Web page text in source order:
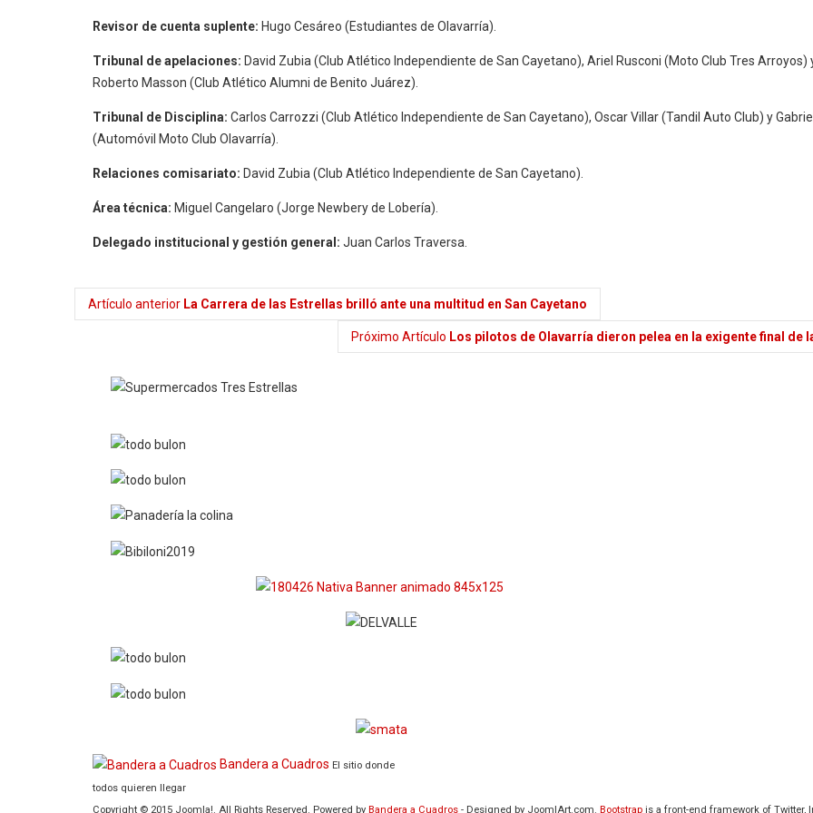
Revisor de cuenta suplente: Hugo Cesáreo (Estudiantes de Olavarría).
Tribunal de apelaciones: David Zubia (Club Atlético Independiente de San Cayetano), Ariel Rusconi (Moto Club Tres Arroyos)
Roberto Masson (Club Atlético Alumni de Benito Juárez).
Tribunal de Disciplina: Carlos Carrozzi (Club Atlético Independiente de San Cayetano), Oscar Villar (Tandil Auto Club) y
(Automóvil Moto Club Olavarría).
Relaciones comisariato: David Zubia (Club Atlético Independiente de San Cayetano).
Área técnica: Miguel Cangelaro (Jorge Newbery de Lobería).
Delegado institucional y gestión general: Juan Carlos Traversa.
Artículo anterior La Carrera de las Estrellas brilló ante una multitud en San Cayetano
Próximo Artículo Los pilotos de Olavarría dieron pelea en la exigente final de
Bandera a Cuadros El sitio donde
todos quieren llegar
Copyright © 2015 Joomla!. All Rights Reserved. Powered by Bandera a Cuadros - Designed by JoomlArt.com. Bootstrap is a front-end framework of Twitter,